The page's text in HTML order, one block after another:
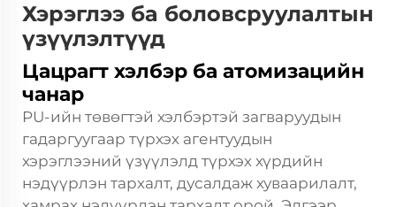
Хэрэглээ ба боловсруулалтын
үзүүлэлтүүд
Цацрагт хэлбэр ба атомизацийн
чанар
PU-ийн төвөгтэй хэлбэртэй загваруудын
гадаргуугаар түрхэх агентуудын
хэрэглээний үзүүлэлд түрхэх хүрдийн
нэдүүрлэн тархалт, дусалдаж хуваарилалт,